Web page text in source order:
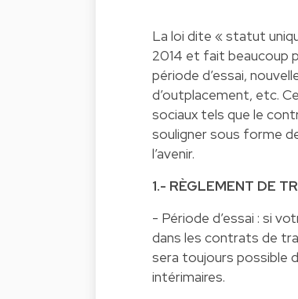
La loi dite « statut
2014 et fait beaucoup
période d’essai,
d’outplacement, etc.
sociaux tels que le
souligner sous forme
l’avenir.
1.- RÈGLEMENT DE
- Période d’essai : si
dans les contrats de
sera toujours possible
intérimaires.